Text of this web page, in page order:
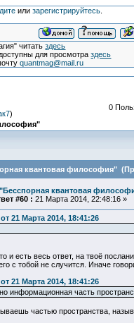
или зарегистрируйтесь.
читатьздесь
для просмотраздесь
quantmag@mail.ru
)
0
квантовая философия"
квантовая
#60 : 21 Марта 2014, 22:48:16 »
21 Марта 2014, 18:41:26
и есть весь ответ, на твоё
с тобой не случится. Иначе
21 Марта 2014, 18:41:26
информационная часть
частью пространства,